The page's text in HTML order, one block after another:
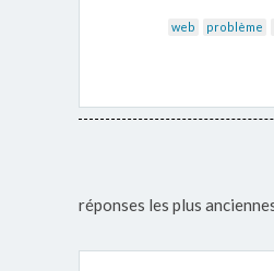
web problème
réponses les plus